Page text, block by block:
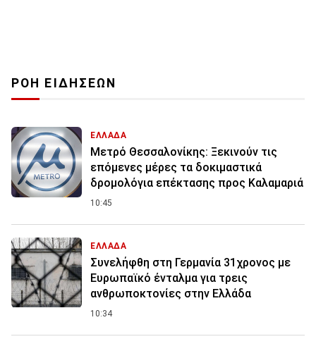
ΡΟΗ ΕΙΔΗΣΕΩΝ
ΕΛΛΑΔΑ
Μετρό Θεσσαλονίκης: Ξεκινούν τις
επόμενες μέρες τα δοκιμαστικά
δρομολόγια επέκτασης προς Καλαμαριά
10:45
ΕΛΛΑΔΑ
Συνελήφθη στη Γερμανία 31χρονος με
Ευρωπαϊκό ένταλμα για τρεις
ανθρωποκτονίες στην Ελλάδα
10:34